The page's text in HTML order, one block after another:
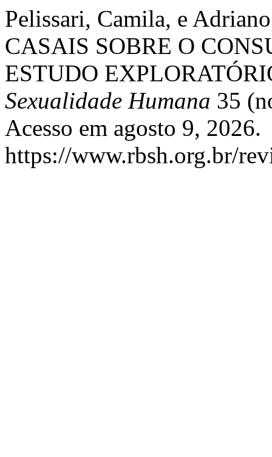
Pelissari, Camila, e
CASAIS SOBRE O
ESTUDO
Sexualidade Humana 35
Acesso em agosto 9, 2026.
https://www.rbsh.org.br/